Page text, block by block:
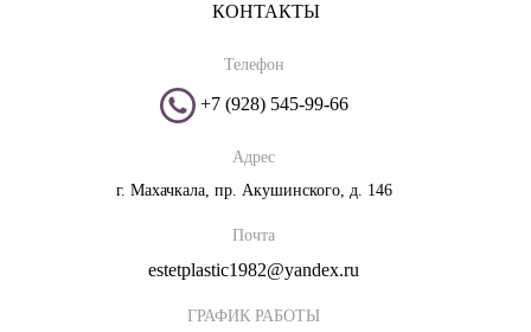
КОНТАКТЫ
Телефон
+7 (928) 545-99-66
Адрес
г. Махачкала, пр. Акушинского, д. 146
Почта
estetplastic1982@yandex.ru
ГРАФИК РАБОТЫ